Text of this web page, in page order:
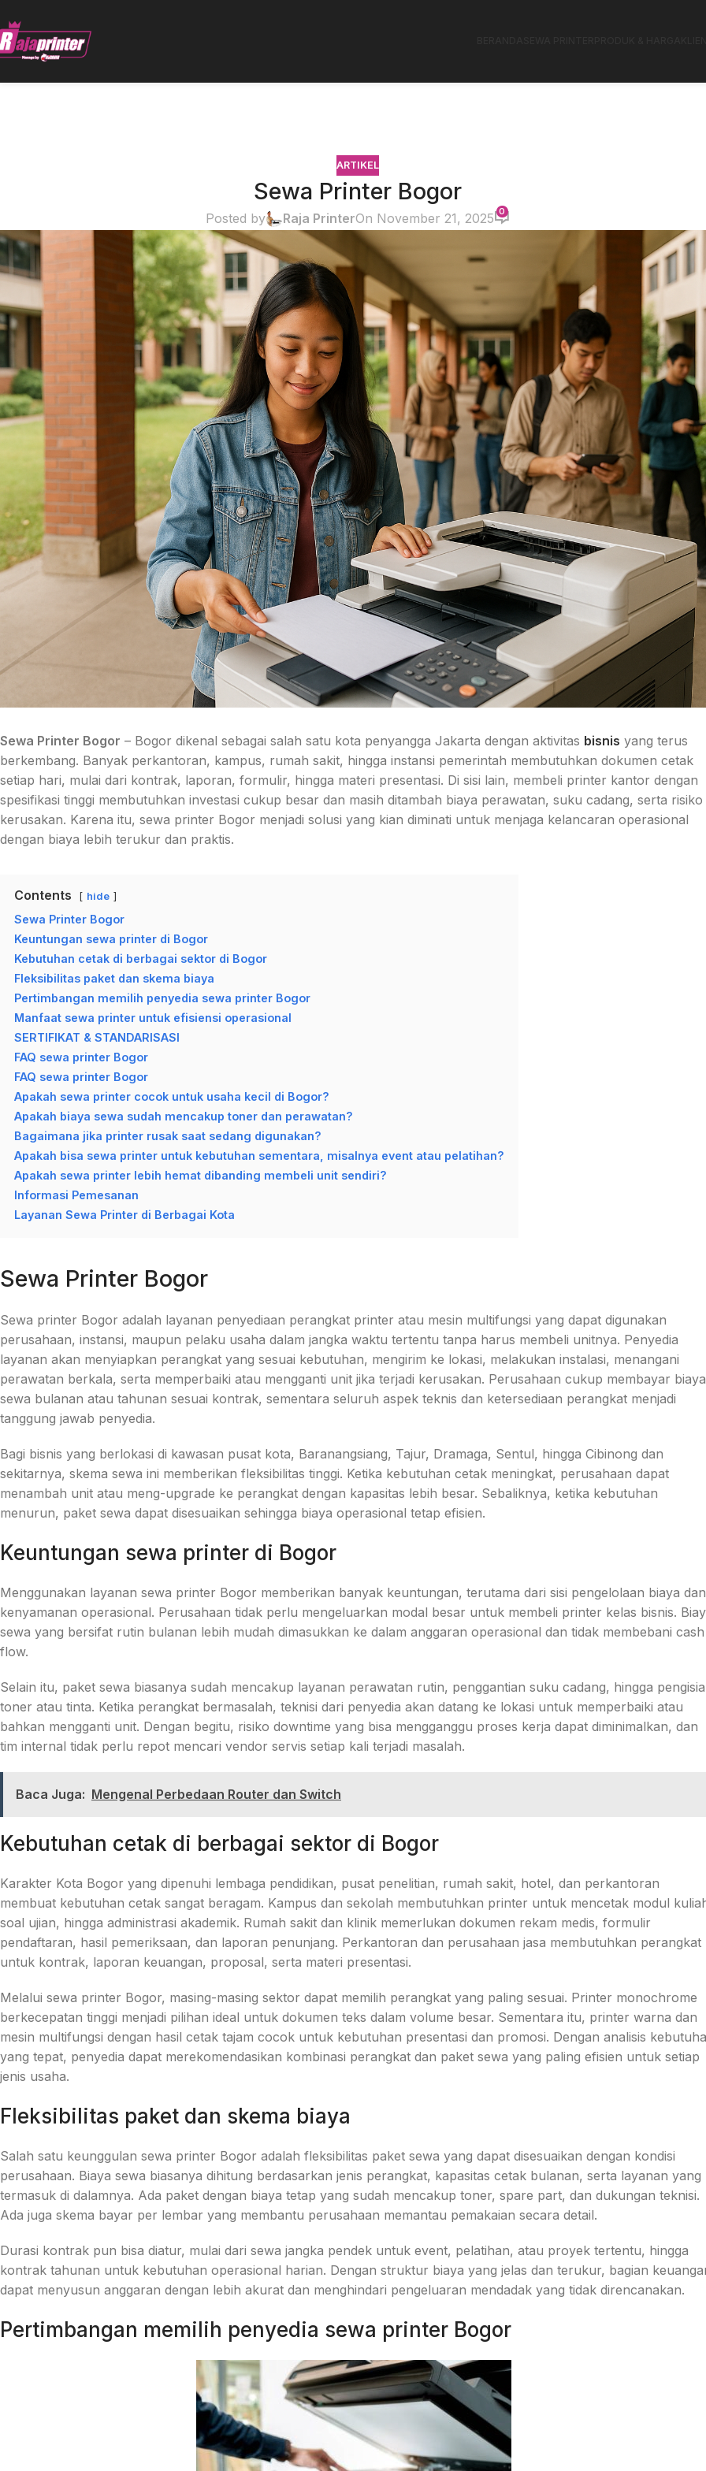
ARTIKEL
Sewa Printer Bogor
Posted by Raja PrinterOn November 21, 2025 0
Sewa Printer Bogor – Bogor dikenal sebagai salah satu kota penyangga Jakarta dengan aktivitas bisnis yang terus
berkembang. Banyak perkantoran, kampus, rumah sakit, hingga instansi pemerintah membutuhkan dokumen cetak
setiap hari, mulai dari kontrak, laporan, formulir, hingga materi presentasi. Di sisi lain, membeli printer kantor dengan
spesifikasi tinggi membutuhkan investasi cukup besar dan masih ditambah biaya perawatan, suku cadang, serta risiko
kerusakan. Karena itu, sewa printer Bogor menjadi solusi yang kian diminati untuk menjaga kelancaran operasional
dengan biaya lebih terukur dan praktis.
Contents hide
Sewa Printer Bogor
Keuntungan sewa printer di Bogor
Kebutuhan cetak di berbagai sektor di Bogor
Fleksibilitas paket dan skema biaya
Pertimbangan memilih penyedia sewa printer Bogor
Manfaat sewa printer untuk efisiensi operasional
SERTIFIKAT & STANDARISASI
FAQ sewa printer Bogor
FAQ sewa printer Bogor
Apakah sewa printer cocok untuk usaha kecil di Bogor?
Apakah biaya sewa sudah mencakup toner dan perawatan?
Bagaimana jika printer rusak saat sedang digunakan?
Apakah bisa sewa printer untuk kebutuhan sementara, misalnya event atau pelatihan?
Apakah sewa printer lebih hemat dibanding membeli unit sendiri?
Informasi Pemesanan
Layanan Sewa Printer di Berbagai Kota
Sewa Printer Bogor
Sewa printer Bogor adalah layanan penyediaan perangkat printer atau mesin multifungsi yang dapat digunakan
perusahaan, instansi, maupun pelaku usaha dalam jangka waktu tertentu tanpa harus membeli unitnya. Penyedia
layanan akan menyiapkan perangkat yang sesuai kebutuhan, mengirim ke lokasi, melakukan instalasi, menangani
perawatan berkala, serta memperbaiki atau mengganti unit jika terjadi kerusakan. Perusahaan cukup membayar biaya
sewa bulanan atau tahunan sesuai kontrak, sementara seluruh aspek teknis dan ketersediaan perangkat menjadi
tanggung jawab penyedia.
Bagi bisnis yang berlokasi di kawasan pusat kota, Baranangsiang, Tajur, Dramaga, Sentul, hingga Cibinong dan
sekitarnya, skema sewa ini memberikan fleksibilitas tinggi. Ketika kebutuhan cetak meningkat, perusahaan dapat
menambah unit atau meng-upgrade ke perangkat dengan kapasitas lebih besar. Sebaliknya, ketika kebutuhan
menurun, paket sewa dapat disesuaikan sehingga biaya operasional tetap efisien.
Keuntungan sewa printer di Bogor
Menggunakan layanan sewa printer Bogor memberikan banyak keuntungan, terutama dari sisi pengelolaan biaya dan
kenyamanan operasional. Perusahaan tidak perlu mengeluarkan modal besar untuk membeli printer kelas bisnis.
sewa yang bersifat rutin bulanan lebih mudah dimasukkan ke dalam anggaran operasional dan tidak membebani cash
flow.
Selain itu, paket sewa biasanya sudah mencakup layanan perawatan rutin, penggantian suku cadang, hingga
toner atau tinta. Ketika perangkat bermasalah, teknisi dari penyedia akan datang ke lokasi untuk memperbaiki atau
bahkan mengganti unit. Dengan begitu, risiko downtime yang bisa mengganggu proses kerja dapat diminimalkan, dan
tim internal tidak perlu repot mencari vendor servis setiap kali terjadi masalah.
Baca Juga: Mengenal Perbedaan Router dan Switch
Kebutuhan cetak di berbagai sektor di Bogor
Karakter Kota Bogor yang dipenuhi lembaga pendidikan, pusat penelitian, rumah sakit, hotel, dan perkantoran
membuat kebutuhan cetak sangat beragam. Kampus dan sekolah membutuhkan printer untuk mencetak modul
soal ujian, hingga administrasi akademik. Rumah sakit dan klinik memerlukan dokumen rekam medis, formulir
pendaftaran, hasil pemeriksaan, dan laporan penunjang. Perkantoran dan perusahaan jasa membutuhkan perangkat
untuk kontrak, laporan keuangan, proposal, serta materi presentasi.
Melalui sewa printer Bogor, masing-masing sektor dapat memilih perangkat yang paling sesuai. Printer monochrome
berkecepatan tinggi menjadi pilihan ideal untuk dokumen teks dalam volume besar. Sementara itu, printer warna dan
mesin multifungsi dengan hasil cetak tajam cocok untuk kebutuhan presentasi dan promosi. Dengan analisis
yang tepat, penyedia dapat merekomendasikan kombinasi perangkat dan paket sewa yang paling efisien untuk setiap
jenis usaha.
Fleksibilitas paket dan skema biaya
Salah satu keunggulan sewa printer Bogor adalah fleksibilitas paket sewa yang dapat disesuaikan dengan kondisi
perusahaan. Biaya sewa biasanya dihitung berdasarkan jenis perangkat, kapasitas cetak bulanan, serta layanan yang
termasuk di dalamnya. Ada paket dengan biaya tetap yang sudah mencakup toner, spare part, dan dukungan teknisi.
Ada juga skema bayar per lembar yang membantu perusahaan memantau pemakaian secara detail.
Durasi kontrak pun bisa diatur, mulai dari sewa jangka pendek untuk event, pelatihan, atau proyek tertentu, hingga
kontrak tahunan untuk kebutuhan operasional harian. Dengan struktur biaya yang jelas dan terukur, bagian
dapat menyusun anggaran dengan lebih akurat dan menghindari pengeluaran mendadak yang tidak direncanakan.
Pertimbangan memilih penyedia sewa printer Bogor